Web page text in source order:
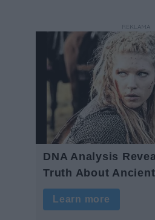
REKLAMA